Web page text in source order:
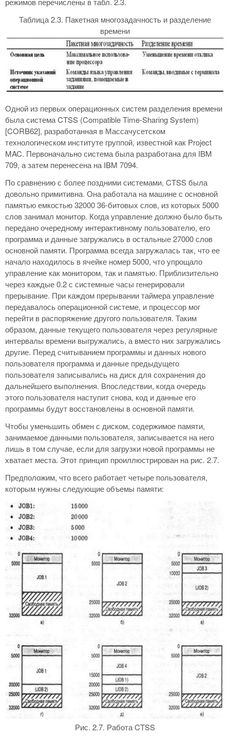
Таблица 2.3. Пакетная многозадачность и разделение
времени
Одной из первых операционных систем разделения времени
была система CTSS (Compatible Time-Sharing System)
[CORB62], разработанная в Массачусетском
технологическом институте группой, известной как Project
MAC. Первоначально система была разработана для IBM
709, а затем перенесена на IBM 7094.
По сравнению с более поздними системами, CTSS была
довольно примитивна. Она работала на машине с основной
памятью емкостью 32000 36-битовых слов, из которых 5000
слов занимал монитор. Когда управление должно было быть
передано очередному интерактивному пользователю, его
программа и данные загружались в остальные 27000 слов
основной памяти. Программа всегда загружалась так, что ее
начало находилось в ячейке номер 5000, что упрощало
управление как монитором, так и памятью. Приблизительно
через каждые 0.2 с системные часы генерировали
прерывание. При каждом прерывании таймера управление
передавалось операционной системе, и процессор мог
перейти в распоряжение другого пользователя. Таким
образом, данные текущего пользователя через регулярные
интервалы времени выгружались, а вместо них загружались
другие. Перед считыванием программы и данных нового
пользователя программа и данные предыдущего
пользователя записывались на диск для сохранения до
дальнейшего выполнения. Впоследствии, когда очередь
этого пользователя наступит снова, код и данные его
программы будут восстановлены в основной памяти.
Чтобы уменьшить обмен с диском, содержимое памяти,
занимаемое данными пользователя, записывается на него
лишь в том случае, если для загрузки новой программы не
хватает места. Этот принцип проиллюстрирован на рис. 2.7.
Предположим, что всего работает четыре пользователя,
которым нужны следующие объемы памяти:
Рис. 2.7. Работа CTSS